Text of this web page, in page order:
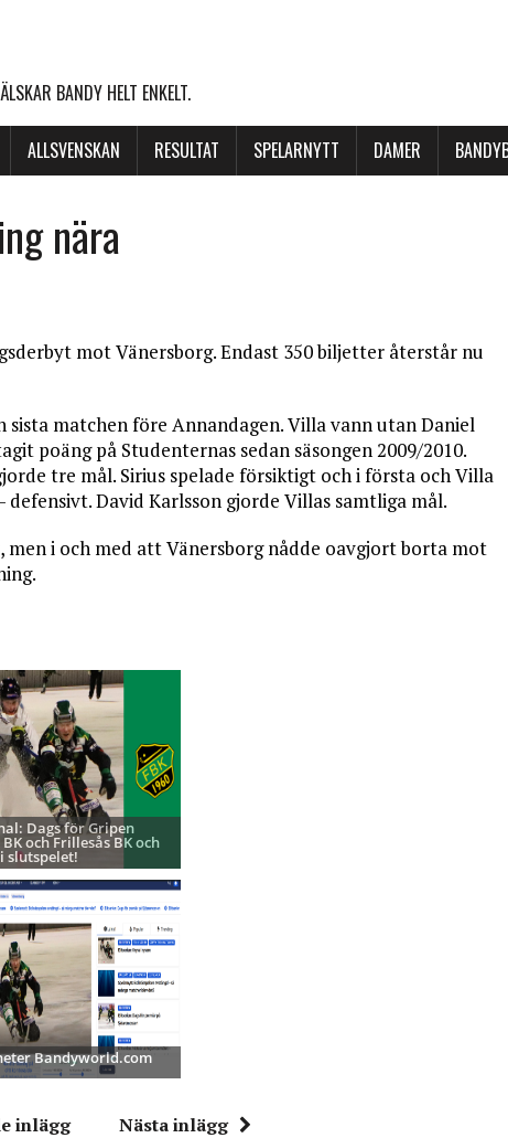
BANDY HELT ENKELT.
ALLSVENSKAN RESULTAT SPELARNYTT DAMER
nära
mot Vänersborg. Endast 350 biljetter återstår nu
sista matchen före Annandagen. Villa vann utan Daniel
poäng på Studenternas sedan säsongen 2009/2010.
tre mål. Sirius spelade försiktigt och i första och Villa
defensivt. David Karlsson gjorde Villas samtliga mål.
i och med att Vänersborg nådde oavgjort borta mot
Dags för Gripen
och Frillesås BK och
slutspelet!
Bandyworld.com
inlägg Nästa inlägg